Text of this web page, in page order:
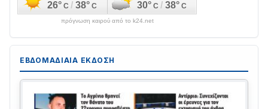
πρόγνωση καιρού από το k24.net